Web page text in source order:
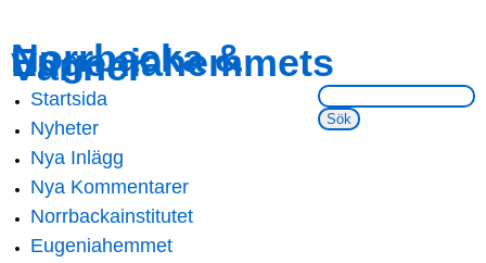
main
content
navigation
Norrbacka &
Eugeniahemmets
Vänner
Sök på webbsidan:
Main menu
Startsida
Nyheter
Nya Inlägg
Nya Kommentarer
Norrbackainstitutet
Eugeniahemmet